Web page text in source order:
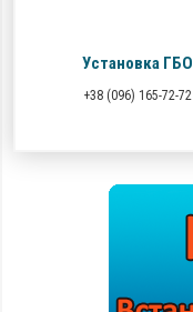
Установка ГБО
+38 (096) 165-72-72